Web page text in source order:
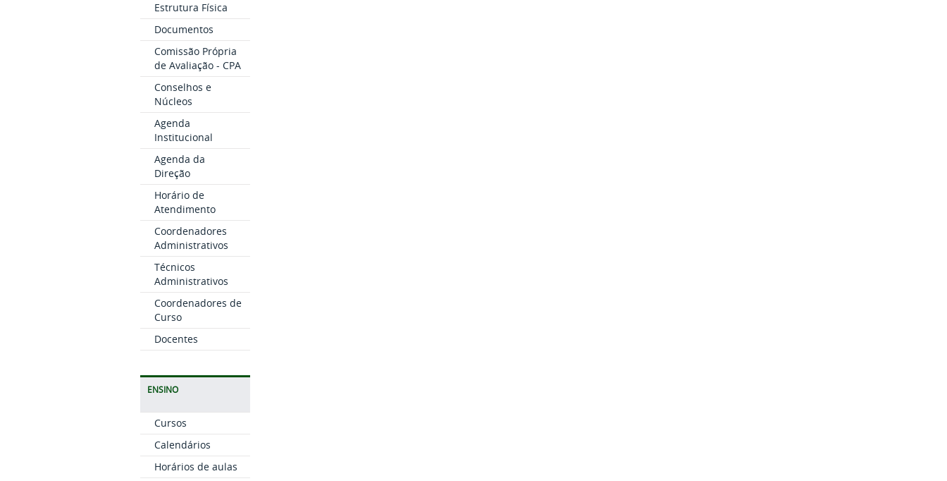
Estrutura Física
Documentos
Comissão Própria
de Avaliação - CPA
Conselhos e
Núcleos
Agenda
Institucional
Agenda da
Direção
Horário de
Atendimento
Coordenadores
Administrativos
Técnicos
Administrativos
Coordenadores de
Curso
Docentes
ENSINO
Cursos
Calendários
Horários de aulas